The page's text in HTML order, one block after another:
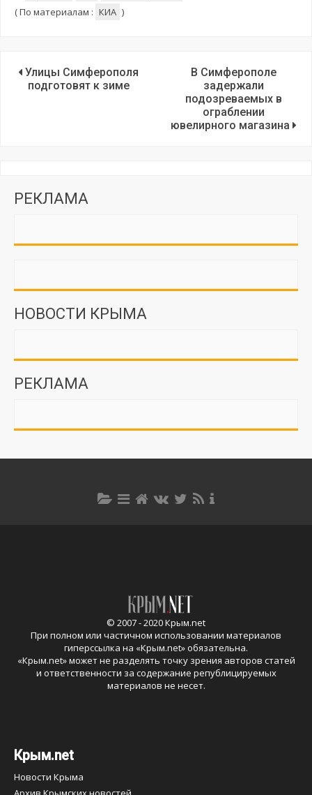
(По материалам : КИА )
Улицы Симферополя
подготовят к зиме
В Симферополе
задержали
подозреваемых в
ограблении
ювелирного магазина
РЕКЛАМА
НОВОСТИ КРЫМА
РЕКЛАМА
© 2007 - 2020 Крым.net
При полном или частичном использовании материалов
гиперссылка на «Крым.net» обязательна.
«Крым.net» может не разделять точку зрения авторов статей
и ответственности за содержание републицируемых
материалов не несет.
Крым.net
Новости Крыма